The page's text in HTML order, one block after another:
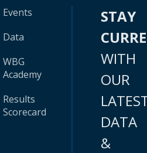
Events
Data
WBG
Academy
Results
Scorecard
STAY
WITH
OUR
DATA
&